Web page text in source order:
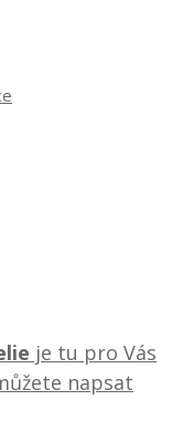
je tu pro Vás
napsat